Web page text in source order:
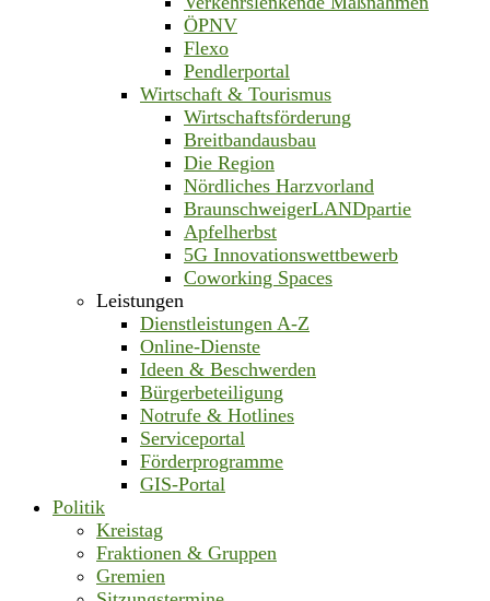
ÖPNV
Flexo
Pendlerportal
Wirtschaft & Tourismus
Wirtschaftsförderung
Breitbandausbau
Die Region
Nördliches Harzvorland
BraunschweigerLANDpartie
Apfelherbst
5G Innovationswettbewerb
Coworking Spaces
Leistungen
Dienstleistungen A-Z
Online-Dienste
Ideen & Beschwerden
Bürgerbeteiligung
Notrufe & Hotlines
Serviceportal
Förderprogramme
GIS-Portal
Politik
Kreistag
Fraktionen & Gruppen
Gremien